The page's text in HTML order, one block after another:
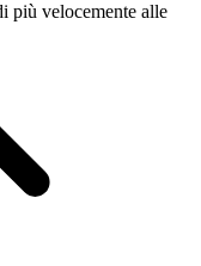
più velocemente alle